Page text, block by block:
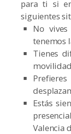
para ti si
siguientes
No vives
tenemos
Tienes
movilidad
Estás
Valencia